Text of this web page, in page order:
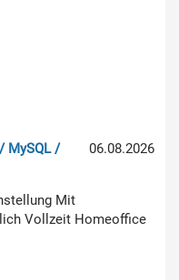
06.08.2026
MySQL /
Mit
Vollzeit Homeoffice